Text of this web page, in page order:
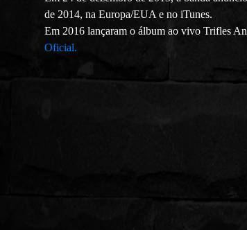
de 2014, na Europa/EUA e no iTunes.
Em 2016 lançaram o álbum ao vivo Trifles
Oficial.